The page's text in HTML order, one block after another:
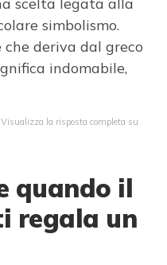
simbolismo.
che deriva dal greco
indomabile,
Visualizza la risposta completa su
quando il
regala un